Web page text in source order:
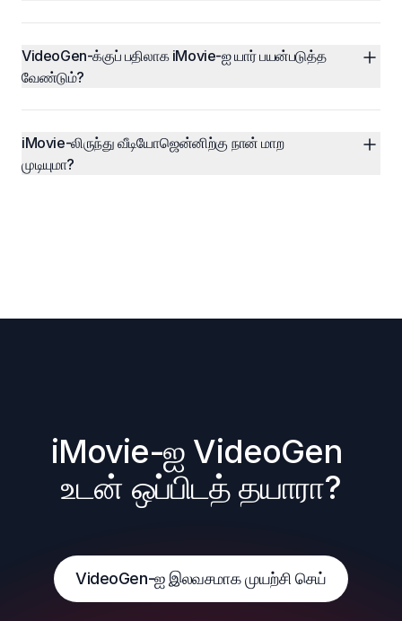
VideoGen-க்குப் பதிலாக iMovie-ஐ யார் பயன்படுத்த
வேண்டும்?
iMovie-லிருந்து வீடியோஜென்னிற்கு நான் மாற
முடியுமா?
iMovie-ஐ VideoGen
உடன் ஒப்பிடத் தயாரா?
VideoGen-ஐ இலவசமாக முயற்சி செய்